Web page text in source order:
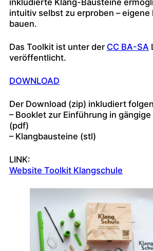
inkludierte Klang-Bausteine
intuitiv selbst zu erproben –
bauen.
Das Toolkit ist unter der CC BA-SA
veröffentlicht.
DOWNLOAD
Der Download (zip) inkludiert
– Booklet zur Einführung in
(pdf)
– Klangbausteine (stl)
LINK:
Website Toolkit Klangschule